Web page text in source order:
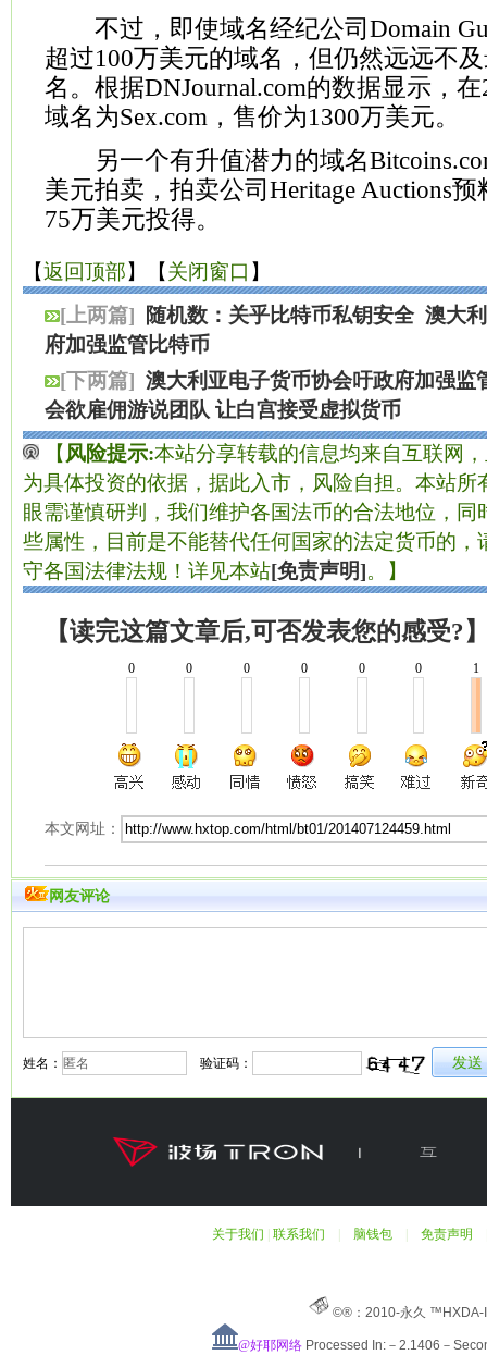
不过，即使域名经纪公司Domain
超过100万美元的域名，但仍然远远不
名。根据DNJournal.com的数据显示，
域名为Sex.com，售价为1300万美元。
另一个有升值潜力的域名
美元拍卖，拍卖公司Heritage Auctions
75万美元投得。
【返回顶部】【关闭窗口 】
[上两篇]
随机数：关乎比特币私钥安全 澳大
府加强监管比特币
[下两篇] 澳大利亚电子货币协会吁政府加强监
会欲雇佣游说团队 让白宫接受虚拟货币
【 风险提示:本站分享转载的信息均来自互联网
为具体投资的依据，据此入市，风险自担。本站所
眼需谨慎研判，我们维护各国法币的合法地位，
些属性，目前是不能替代任何国家的法定货币的，
守各国法律法规！详见本站[免责声明]。】
【读完这篇文章后,可否发表您的感受?
0 0 0 0 0 0 1
本文网址：
网友评论
姓名： 验证码：
关于我们 联系我们 脑钱包 免责声明
©®：2010-永久
@好耶网络 Processed In:－2.1406－